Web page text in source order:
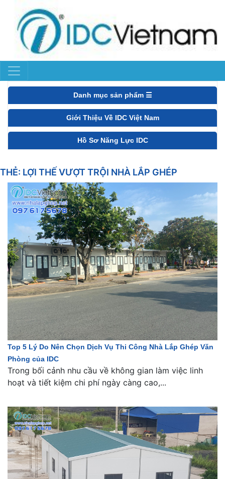
Danh mục sản phẩm ☰
Giới Thiệu Về IDC Việt Nam
Hồ Sơ Năng Lực IDC
THẺ: LỢI THẾ VƯỢT TRỘI NHÀ LẮP GHÉP
Top 5 Lý Do Nên Chọn Dịch Vụ Thi Công Nhà Lắp Ghép Văn
Phòng của IDC
Trong bối cảnh nhu cầu về không gian làm việc linh
hoạt và tiết kiệm chi phí ngày càng cao,...